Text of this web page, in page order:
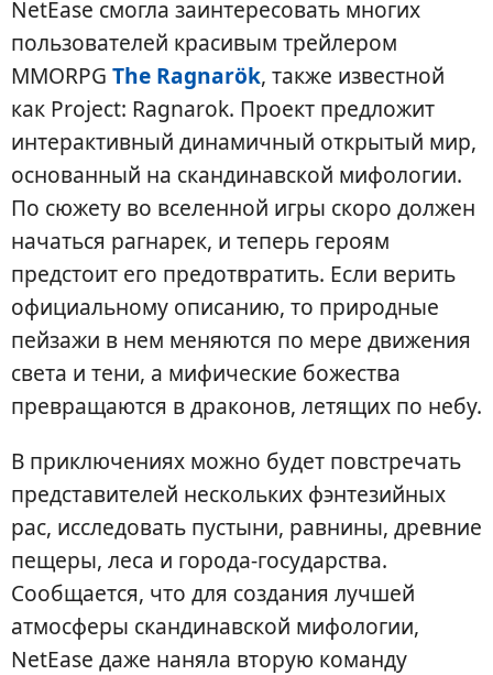
NetEase смогла заинтересовать многих
пользователей красивым трейлером
MMORPG The Ragnarök, также известной
как Project: Ragnarok. Проект предложит
интерактивный динамичный открытый мир,
основанный на скандинавской мифологии.
По сюжету во вселенной игры скоро должен
начаться рагнарек, и теперь героям
предстоит его предотвратить. Если верить
официальному описанию, то природные
пейзажи в нем меняются по мере движения
света и тени, а мифические божества
превращаются в драконов, летящих по небу.
В приключениях можно будет повстречать
представителей нескольких фэнтезийных
рас, исследовать пустыни, равнины, древние
пещеры, леса и города-государства.
Сообщается, что для создания лучшей
атмосферы скандинавской мифологии,
NetEase даже наняла вторую команду